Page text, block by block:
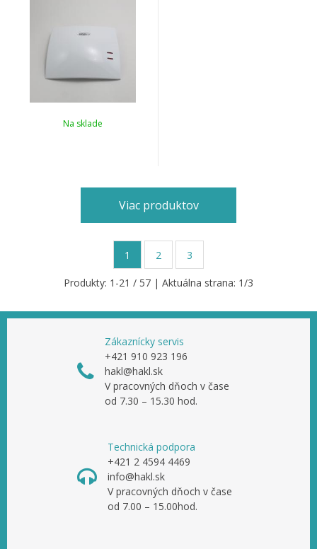
Na sklade
Viac produktov
1 2 3
Produkty: 1 -21 / 57 | Aktuálna strana: 1/3
Zákaznícky servis
+421 910 923 196
hakl@hakl.sk
V pracovných dňoch v čase
od 7.30 – 15.30 hod.
Technická podpora
+421 2 4594 4469
info@hakl.sk
V pracovných dňoch v čase
od 7.00 – 15.00hod.